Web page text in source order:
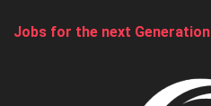
Jobs for the next Generation